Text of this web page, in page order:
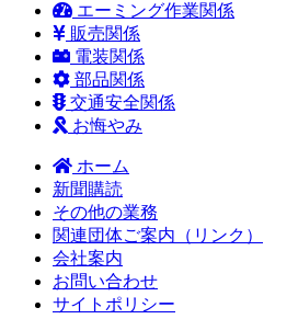
エーミング作業関係
販売関係
電装関係
部品関係
交通安全関係
お悔やみ
ホーム
新聞購読
その他の業務
関連団体ご案内（リンク）
会社案内
お問い合わせ
サイトポリシー